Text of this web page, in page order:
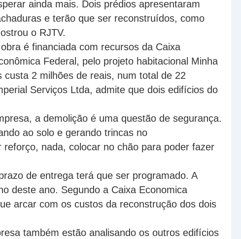
ainda mais. Dois prédios apresentaram
e terão que ser reconstruídos, como
o RJTV.
é financiada com recursos da Caixa
Federal, pelo projeto habitacional Minha
2 milhões de reais, num total de 22
Serviços Ltda, admite que dois edifícios do
a demolição é uma questão de segurança.
ao solo e gerando trincas no
nada, colocar no chão para poder fazer
de entrega terá que ser programado. A
deste ano. Segundo a Caixa Economica
arcar com os custos da reconstrução dos dois
também estão analisando os outros edifícios